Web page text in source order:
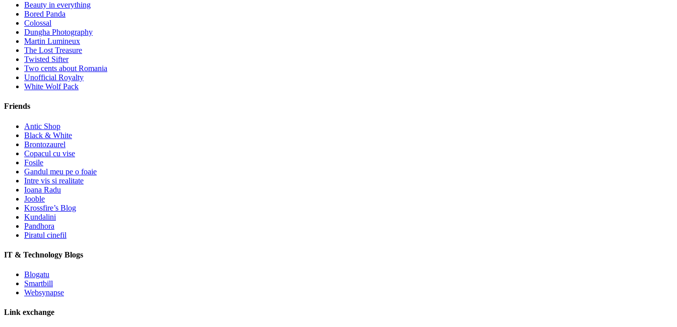
Beauty in everything
Bored Panda
Colossal
Dungha Photography
Martin Lumineux
The Lost Treasure
Twisted Sifter
Two cents about Romania
Unofficial Royalty
White Wolf Pack
Friends
Antic Shop
Black & White
Brontozaurel
Copacul cu vise
Fosile
Gandul meu pe o foaie
Intre vis si realitate
Ioana Radu
Jooble
Krossfire’s Blog
Kundalini
Pandhora
Piratul cinefil
IT & Technology Blogs
Blogatu
Smartbill
Websynapse
Link exchange